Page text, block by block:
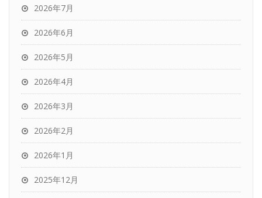
2026年7月
2026年6月
2026年5月
2026年4月
2026年3月
2026年2月
2026年1月
2025年12月